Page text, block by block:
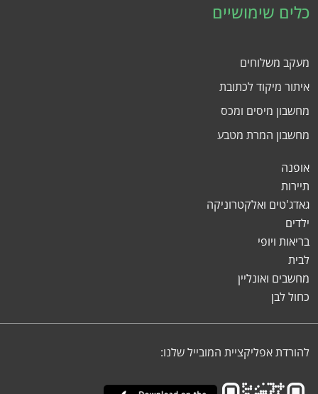
כלים שימושיים
מעקב משלוחים
איתור מיקוד לכתובת
מחשבון מיסים ומכס
מחשבון המרת מטבע
אופנה
תיירות
גאדג'טים ואלקטרוניקה
ילדים
בריאות ויופי
לבית
מחשבים ואונליין
כחול לבן
להורדת אפליקציית המובייל שלנו: